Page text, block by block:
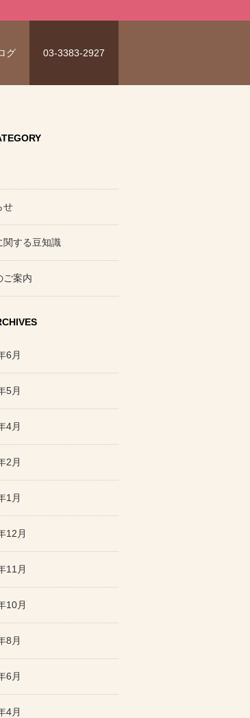
03-3383-2927
グ
せ
関する豆知識
ご案内
6月
5月
4月
2月
1月
12月
11月
10月
8月
6月
4月